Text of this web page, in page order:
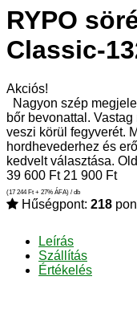
RYPO
Classic-
Akciós!
Nagyon szép
bőr bevonattal.
veszi körül fegyverét.
hordhevederhez és
kedvelt választása.
39 600 Ft 21 900 Ft
(17 244 Ft + 27% ÁFA) / db
Hűségpont: 218
Leírás
Szállítás
Értékelés